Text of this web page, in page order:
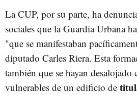
La CUP, por su parte, ha
sociales que la Guardia Urbana
"que se manifestaban
diputado Carles Riera. Esta
también que se hayan desalojado
vulnerables de un edificio de